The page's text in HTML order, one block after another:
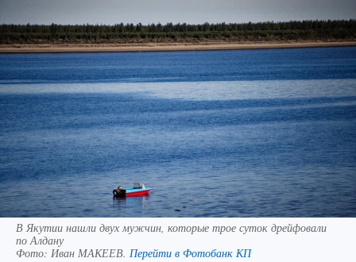
В Якутии нашли двух мужчин, которые трое суток дрейфовали
по Алдану
Фото: Иван МАКЕЕВ. Перейти в Фотобанк КП